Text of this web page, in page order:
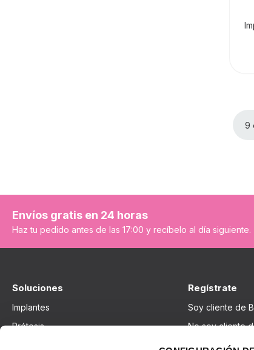
9
Envíos gratis en 24 horas
Haz tu pedido antes de las 17:00 y recíbelo al día siguiente.
Soluciones
Implantes
Prótesis
Regístrate
Soy cliente de
No soy cliente